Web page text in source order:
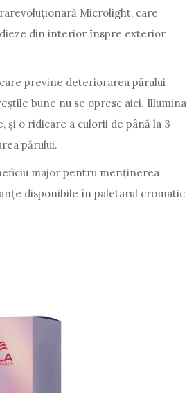
Microlight, care
din interior înspre exterior
previne deteriorarea părului
bune nu se opresc aici. Illumina
și o ridicare a culorii de până la 3
părului.
major pentru menținerea
disponibile în paletarul cromatic